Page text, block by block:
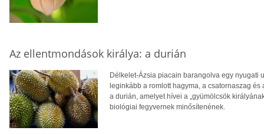
Az ellentmondások királya: a durián
Délkelet-Ázsia piacain barangolva egy nyugati
leginkább a romlott hagyma, a csatornaszag
a durián, amelyet hívei a „gyümölcsök
biológiai fegyvernek minősítenének.